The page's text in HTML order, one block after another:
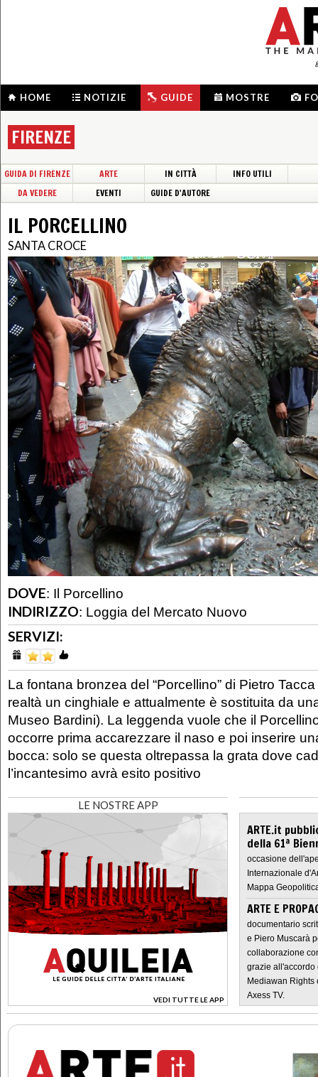
HOME NOTIZIE GUIDE MOSTRE
FIRENZE
GUIDA DI FIRENZE ARTE IN CITTÀ
INFO UTILI
DA VEDERE
EVENTI GUIDE D'AUTORE
IL PORCELLINO
SANTA CROCE
DOVE: Il Porcellino
INDIRIZZO: Loggia del Mercato Nuovo
SERVIZI:
La fontana bronzea del “Porcellino” di Pietro
realtà un cinghiale e attualmente è sostituita da
Museo Bardini). La leggenda vuole che il
occorre prima accarezzare il naso e poi inserire
bocca: solo se questa oltrepassa la grata dove
l’incantesimo avrà esito positivo
LE NOSTRE APP
VEDI TUTTE LE APP
>
ARTE.it
della 61ª
occasione
Internazionale
Mappa
ARTE E
documentario
e Piero Muscarà
collaborazione
grazie all'accordo
Mediawan Rights
Axess TV.